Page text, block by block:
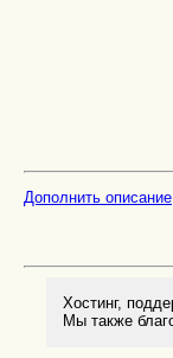
Дополнить описание
Хостинг,
Мы также